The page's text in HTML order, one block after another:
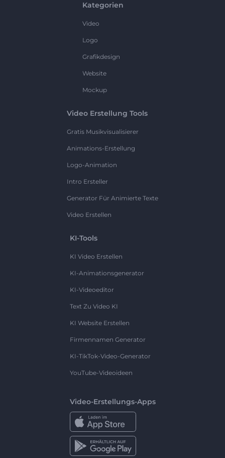
Kategorien
Video
Logo
Grafikdesign
Website
Mockup
Video Erstellung Tools
Gratis Musikvisualisierer
Animations-Erstellung
Logo-Animation
Intro Ersteller
Generator Für Animierte Texte
Video Erstellen
KI-Tools
KI Video Erstellen
KI-Animationsgenerator
KI-Videoeditor
Text Zu Video KI
KI Website Erstellen
Firmennamen Generator
KI-TikTok-Video-Generator
YouTube-Videoideen
Video-Erstellungs-Apps